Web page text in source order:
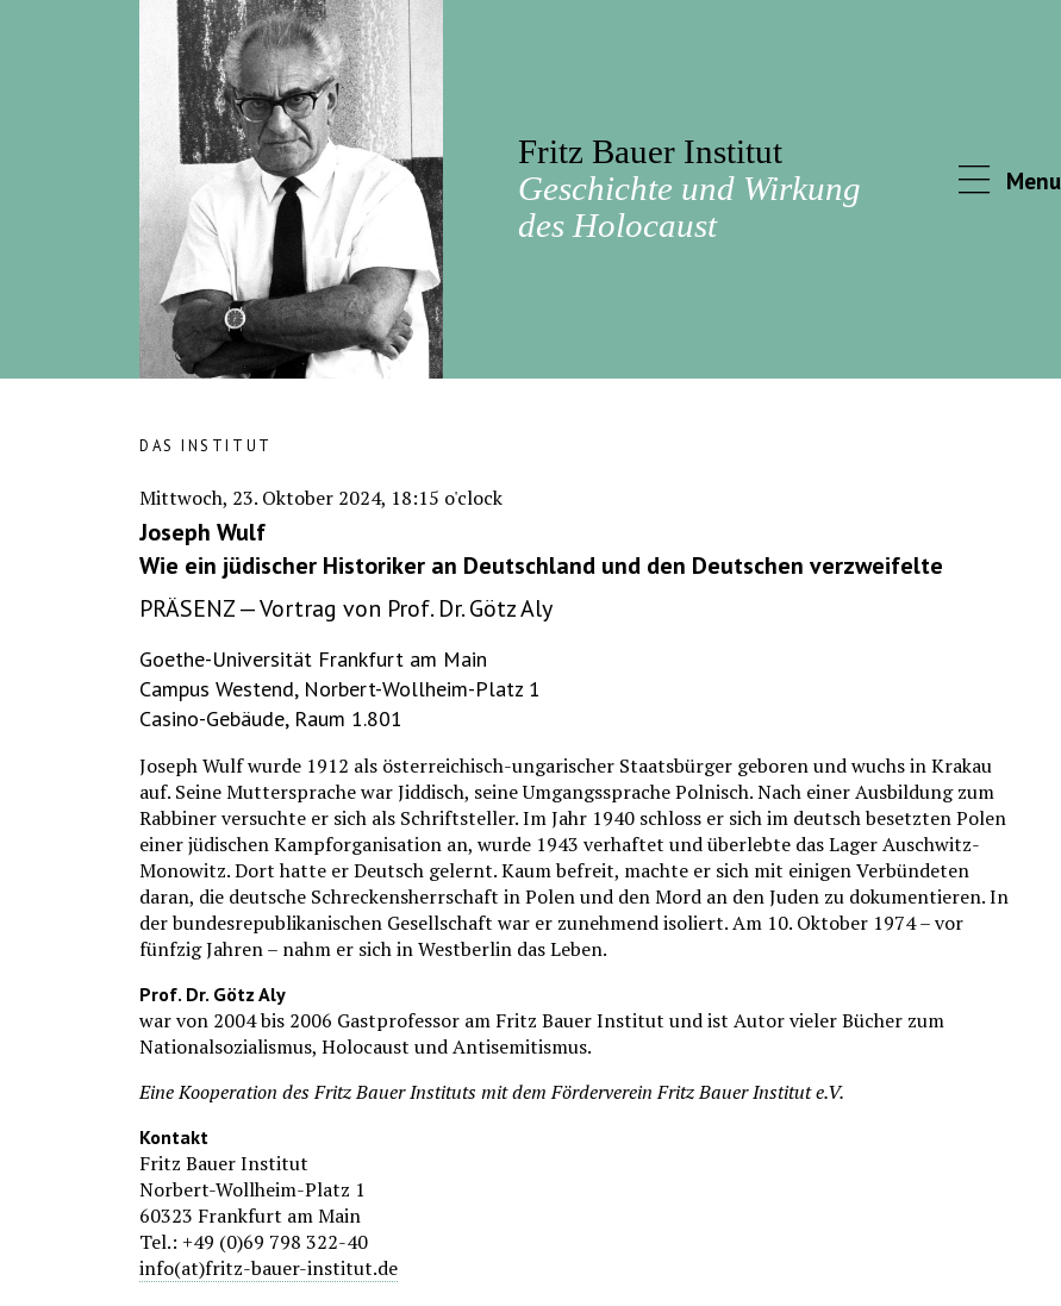
Fritz Bauer Institut
Geschichte und Wirkung
des Holocaust
Menu
DAS INSTITUT
Mittwoch, 23. Oktober 2024, 18:15 o'clock
Joseph Wulf
Wie ein jüdischer Historiker an Deutschland und den Deutschen verzweifelte
PRÄSENZ — Vortrag von Prof. Dr. Götz Aly
Goethe-Universität Frankfurt am Main
Campus Westend, Norbert-Wollheim-Platz 1
Casino-Gebäude, Raum 1.801
Joseph Wulf wurde 1912 als österreichisch-ungarischer Staatsbürger geboren und wuchs in Krakau
auf. Seine Muttersprache war Jiddisch, seine Umgangssprache Polnisch. Nach einer Ausbildung zum
Rabbiner versuchte er sich als Schriftsteller. Im Jahr 1940 schloss er sich im deutsch besetzten Polen
einer jüdischen Kampforganisation an, wurde 1943 verhaftet und überlebte das Lager Auschwitz-
Monowitz. Dort hatte er Deutsch gelernt. Kaum befreit, machte er sich mit einigen Verbündeten
daran, die deutsche Schreckensherrschaft in Polen und den Mord an den Juden zu dokumentieren. In
der bundesrepublikanischen Gesellschaft war er zunehmend isoliert. Am 10. Oktober 1974 – vor
fünfzig Jahren – nahm er sich in Westberlin das Leben.
Prof. Dr. Götz Aly
war von 2004 bis 2006 Gastprofessor am Fritz Bauer Institut und ist Autor vieler Bücher zum
Nationalsozialismus, Holocaust und Antisemitismus.
Eine Kooperation des Fritz Bauer Instituts mit dem Förderverein Fritz Bauer Institut e.V.
Kontakt
Fritz Bauer Institut
Norbert-Wollheim-Platz 1
60323 Frankfurt am Main
Tel.: +49 (0)69 798 322-40
info(at)fritz-bauer-institut.de